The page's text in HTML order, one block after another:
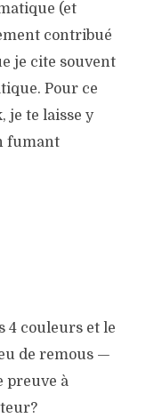
(et
contribué
je cite souvent
Pour ce
je te laisse y
fumant
4 couleurs et le
de remous —
preuve à